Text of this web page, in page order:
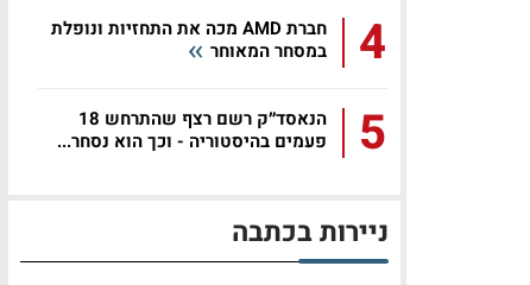
4
חברת AMD מכה את התחזיות ונופלת
במסחר המאוחר
5
הנאסד״ק רשם רצף שהתרחש 18
פעמים בהיסטוריה - וכך הוא נסחר...
ניירות בכתבה